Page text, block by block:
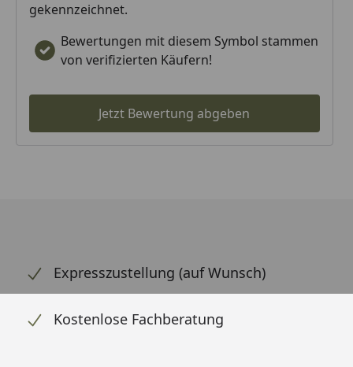
gekennzeichnet.
Bewertungen mit diesem Symbol stammen
von verifizierten Käufern!
Jetzt Bewertung abgeben
Expresszustellung (auf Wunsch)
Kostenlose Fachberatung